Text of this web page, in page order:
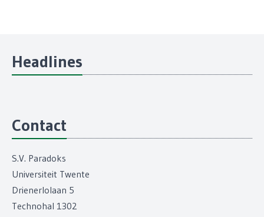
Headlines
Contact
S.V. Paradoks
Universiteit Twente
Drienerlolaan 5
Technohal 1302